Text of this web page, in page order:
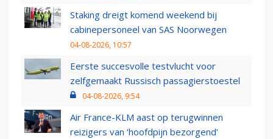
Staking dreigt komend weekend bij
cabinepersoneel van SAS Noorwegen
04-08-2026, 10:57
Eerste succesvolle testvlucht voor
zelfgemaakt Russisch passagierstoestel
04-08-2026, 9:54
Air France-KLM aast op terugwinnen
reizigers van ‘hoofdpijn bezorgend’